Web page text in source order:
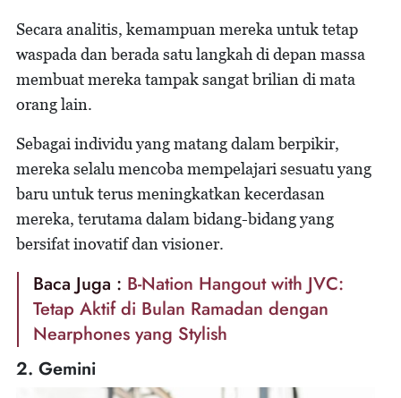
Secara analitis, kemampuan mereka untuk tetap
waspada dan berada satu langkah di depan massa
membuat mereka tampak sangat brilian di mata
orang lain.
Sebagai individu yang matang dalam berpikir,
mereka selalu mencoba mempelajari sesuatu yang
baru untuk terus meningkatkan kecerdasan
mereka, terutama dalam bidang-bidang yang
bersifat inovatif dan visioner.
Baca Juga : B-Nation Hangout with JVC:
Tetap Aktif di Bulan Ramadan dengan
Nearphones yang Stylish
2. Gemini